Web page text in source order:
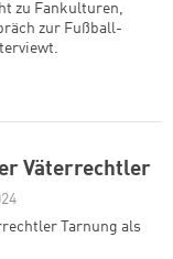
zu Fankulturen,
zur Fußball-
Väterrechtler
Tarnung als